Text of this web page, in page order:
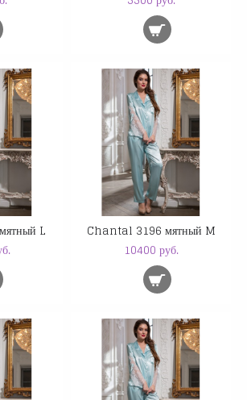
L
Chantal 3196 мятный M
10400 руб.